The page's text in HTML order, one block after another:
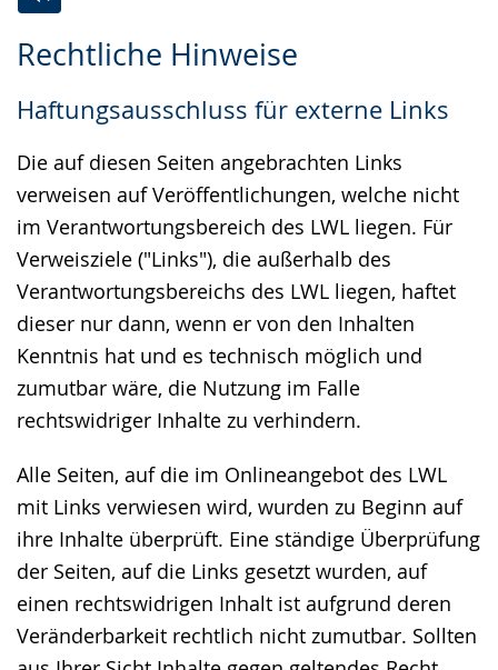
Rechtliche Hinweise
Haftungsausschluss für externe Links
Die auf diesen Seiten angebrachten Links
verweisen auf Veröffentlichungen, welche nicht
im Verantwortungsbereich des LWL liegen. Für
Verweisziele ("Links"), die außerhalb des
Verantwortungsbereichs des LWL liegen, haftet
dieser nur dann, wenn er von den Inhalten
Kenntnis hat und es technisch möglich und
zumutbar wäre, die Nutzung im Falle
rechtswidriger Inhalte zu verhindern.
Alle Seiten, auf die im Onlineangebot des LWL
mit Links verwiesen wird, wurden zu Beginn auf
ihre Inhalte überprüft. Eine ständige Überprüfung
der Seiten, auf die Links gesetzt wurden, auf
einen rechtswidrigen Inhalt ist aufgrund deren
Veränderbarkeit rechtlich nicht zumutbar. Sollten
Leichten
wechseln.
Audio-
Video
Deutscher
Gebärdensprache
wird
angezeigt.